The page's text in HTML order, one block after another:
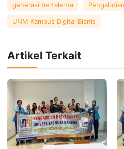
generasi bertalenta
UNM Kampus Digital Bisnis
Artikel Terkait